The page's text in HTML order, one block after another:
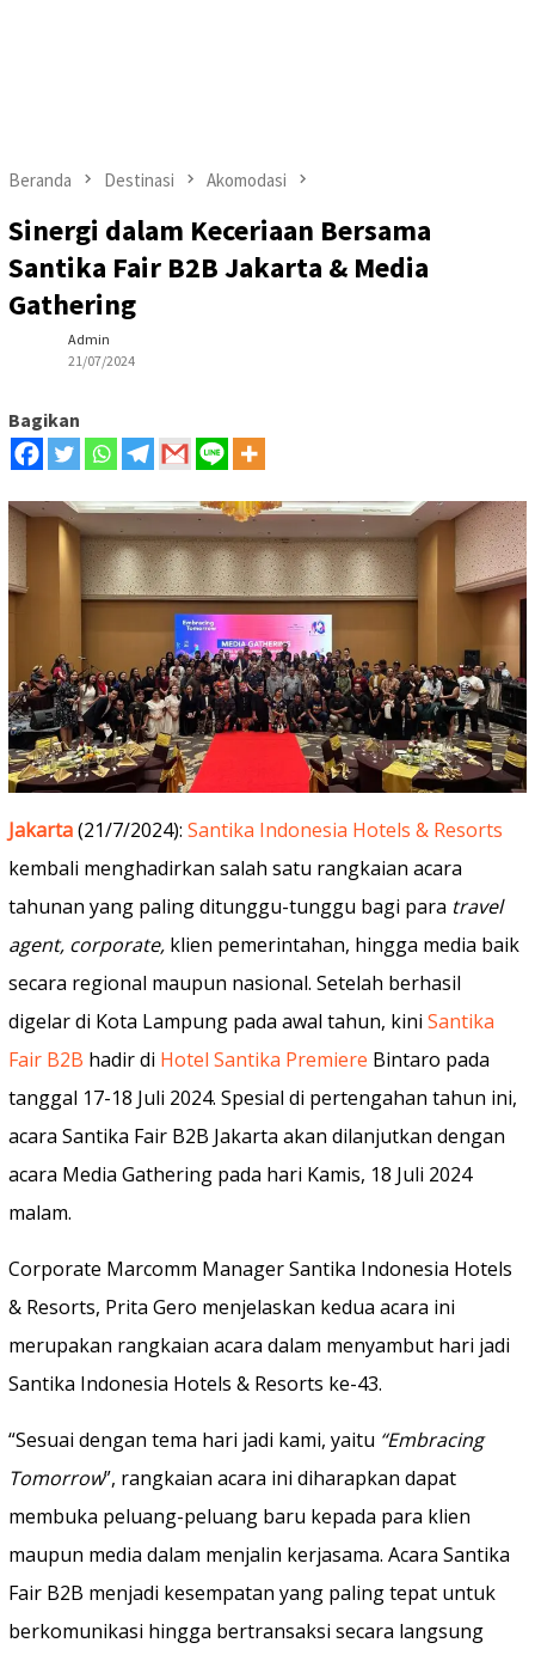
Beranda Destinasi Akomodasi
Sinergi dalam Keceriaan Bersama
Santika Fair B2B Jakarta & Media
Gathering
Admin
21/07/2024
Bagikan
Jakarta(21/7/2024): Santika Indonesia Hotels & Resorts
kembali menghadirkan salah satu rangkaian acara
tahunan yang paling ditunggu-tunggu bagi para travel
agent, corporate, klien pemerintahan, hingga media baik
secara regional maupun nasional. Setelah berhasil
digelar di Kota Lampung pada awal tahun, kini Santika
Fair B2B hadir di Hotel Santika Premiere Bintaro pada
tanggal 17-18 Juli 2024. Spesial di pertengahan tahun ini,
acara Santika Fair B2B Jakarta akan dilanjutkan dengan
acara Media Gathering pada hari Kamis, 18 Juli 2024
malam.
Corporate Marcomm Manager Santika Indonesia Hotels
& Resorts, Prita Gero menjelaskan kedua acara ini
merupakan rangkaian acara dalam menyambut hari jadi
Santika Indonesia Hotels & Resorts ke-43.
“Sesuai dengan tema hari jadi kami, yaitu “Embracing
Tomorrow”, rangkaian acara ini diharapkan dapat
membuka peluang-peluang baru kepada para klien
maupun media dalam menjalin kerjasama. Acara Santika
Fair B2B menjadi kesempatan yang paling tepat untuk
berkomunikasi hingga bertransaksi secara langsung